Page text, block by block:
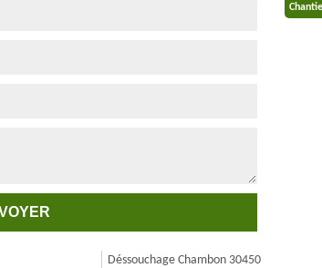
Déssouchage Chambon 30450